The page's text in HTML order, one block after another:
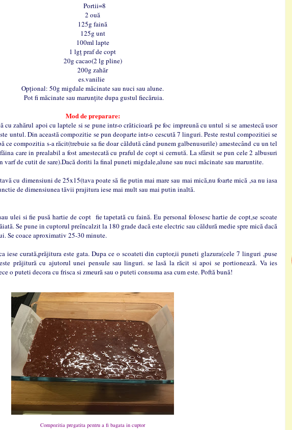
Portii=8
2 ouă
125g faină
125g unt
100ml lapte
1 lgț praf de copt
20g cacao(2 lg pline)
200g zahăr
es.vanilie
Opțional: 50g migdale măcinate sau nuci sau alune.
Pot fi măcinate sau marunțite dupa gustul fiecăruia.
Mod de preparare:
apoi cu laptele si se pune intr-o crăticioară pe foc impreună cu untul si se amestecă usor
untul. Din această compozitie se pun deoparte intr-o cescută 7 linguri. Peste restul compozitiei se
ce compozitia s-a răcit(trebuie sa fie doar căldută când punem galbenusurile) amestecând cu un tel
care in prealabil a fost amestecată cu praful de copt si cernută. La sfârsit se pun cele 2 albusuri
varf de cutit de sare).Dacă doriti la final puneti migdale,alune sau nuci măcinate sau maruntite.
dimensiuni de 25x15(tava poate să fie putin mai mare sau mai mică,nu foarte mică ,sa nu iasa
de dimensiunea tăvii prajitura iese mai mult sau mai putin inaltă.
si fie pusă hartie de copt fie tapetată cu faină. Eu personal folosesc hartie de copt,se scoate
Se pune in cuptorul preîncalzit la 180 grade dacă este electric sau căldură medie spre mică dacă
Se coace aproximativ 25-30 minute.
curată,prăjitura este gata. Dupa ce o scoateti din cuptor,ii puneti glazura(cele 7 linguri ,puse
prăjitură cu ajutorul unei pensule sau linguri. se lasă la răcit si apoi se portionează. Va ies
o puteti decora cu frisca si zmeură sau o puteti consuma asa cum este. Poftă bună!
Compozitia pregatita pentru a fi bagata in cuptor